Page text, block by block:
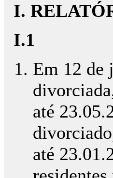
I.
I.1
Em 12
até
até